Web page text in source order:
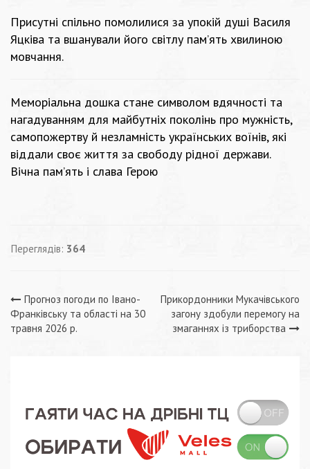
Присутні спільно помолилися за упокій душі Василя
Яцківа та вшанували його світлу пам’ять хвилиною
мовчання.
Меморіальна дошка стане символом вдячності та
нагадуванням для майбутніх поколінь про мужність,
самопожертву й незламність українських воїнів, які
віддали своє життя за свободу рідної держави.
Вічна пам’ять і слава Герою
Переглядів: 364
Навігація
записів
Прогноз погоди по Івано-
Франківську та області на 30
травня 2026 р.
Прикордонники Мукачівського
загону здобули перемогу на
змаганнях із триборства